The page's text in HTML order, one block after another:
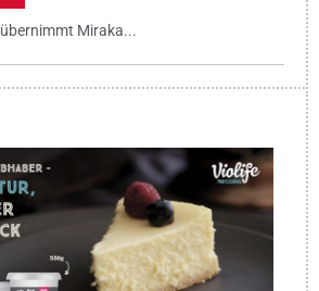
Miraka...